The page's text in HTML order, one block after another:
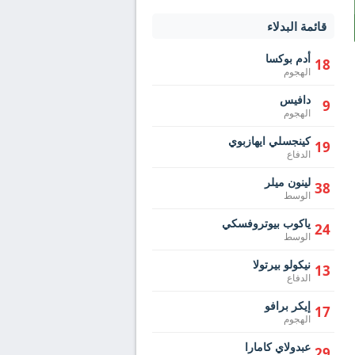
قائمة البدلاء
18 أدم بوكسا
الهجوم
9 دافيس
الهجوم
19 كينجسلي ايهازبوي
الدفاع
38 لينون ميلر
الوسط
24 ياكوب بيوتروفسكي
الوسط
13 نيكولو بيرتولا
الدفاع
17 إيكر برافو
الهجوم
عبدولاي كامارا